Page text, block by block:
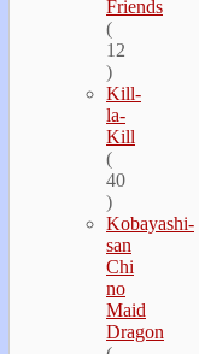
Friends
(
12
)
Kill-
la-
Kill
(
40
)
Kobayashi-
san
Chi
no
Maid
Dragon